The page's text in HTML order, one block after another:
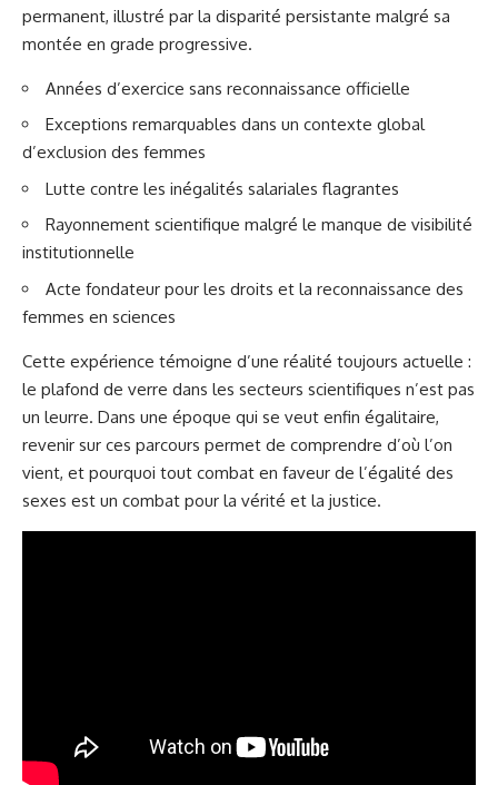
permanent, illustré par la disparité persistante malgré sa
montée en grade progressive.
Années d’exercice sans reconnaissance officielle
Exceptions remarquables dans un contexte global
d’exclusion des femmes
Lutte contre les inégalités salariales flagrantes
Rayonnement scientifique malgré le manque de visibilité
institutionnelle
Acte fondateur pour les droits et la reconnaissance des
femmes en sciences
Cette expérience témoigne d’une réalité toujours actuelle :
le plafond de verre dans les secteurs scientifiques n’est pas
un leurre. Dans une époque qui se veut enfin égalitaire,
revenir sur ces parcours permet de comprendre d’où l’on
vient, et pourquoi tout combat en faveur de l’égalité des
sexes est un combat pour la vérité et la justice.